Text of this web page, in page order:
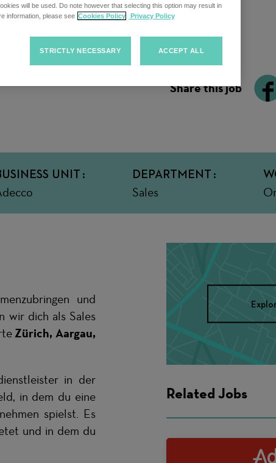
Share this job
UNIT DEPARTMENT
Sales
und
wir dich als Sales
Zürich, Aargau,
in der
in dem du eine
spielst. Es
und in dem du
Related Jobs
will be used. Do note however that selecting this option may result in
information, please see Cookies Policy Privacy Policy
STRICTLY NECESSARY ACCEPT ALL